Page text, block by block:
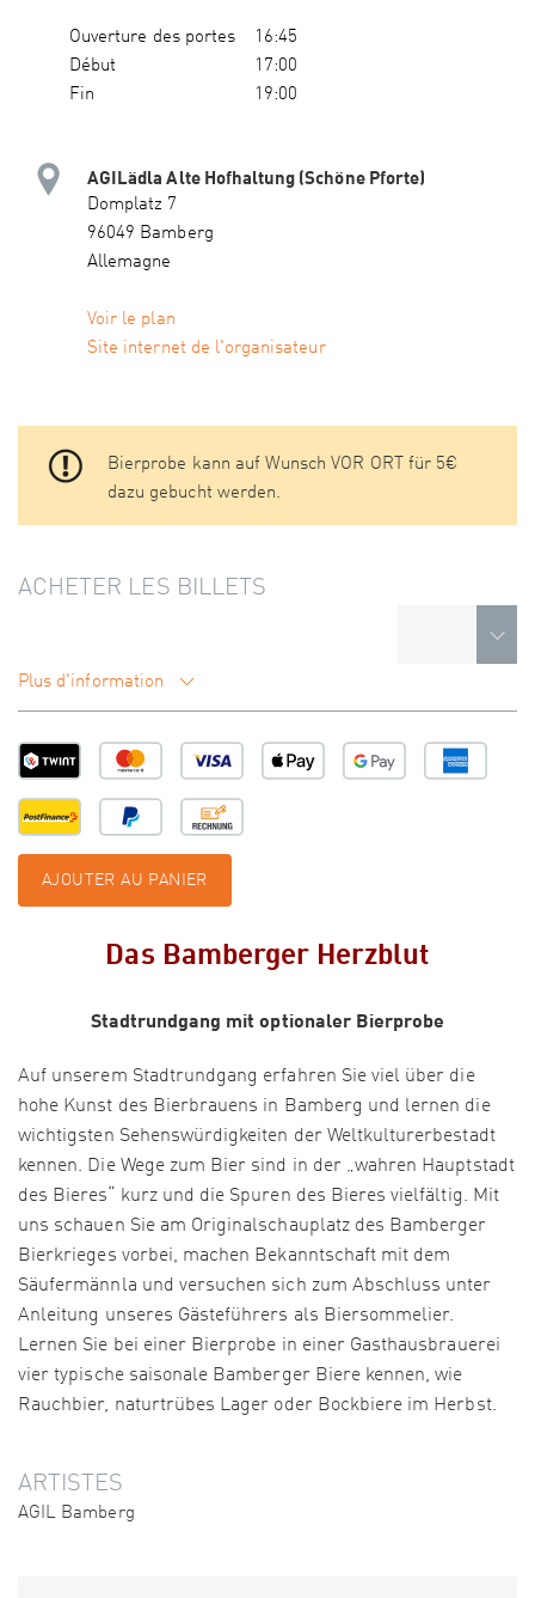
Ouverture des portes
16:45
Début
17:00
Fin
19:00
AGILädla Alte Hofhaltung (Schöne Pforte)
Domplatz 7
96049 Bamberg
Allemagne
Voir le plan
Site internet de l'organisateur
Bierprobe kann auf Wunsch VOR ORT für 5€
dazu gebucht werden.
ACHETER LES BILLETS
Plus d'information
AJOUTER AU PANIER
Das Bamberger Herzblut
Stadtrundgang mit optionaler Bierprobe
Auf unserem Stadtrundgang erfahren Sie viel über die
hohe Kunst des Bierbrauens in Bamberg und lernen die
wichtigsten Sehenswürdigkeiten der Weltkulturerbestadt
kennen. Die Wege zum Bier sind in der „wahren Hauptstadt
des Bieres“ kurz und die Spuren des Bieres vielfältig. Mit
uns schauen Sie am Originalschauplatz des Bamberger
Bierkrieges vorbei, machen Bekanntschaft mit dem
Säufermännla und versuchen sich zum Abschluss unter
Anleitung unseres Gästeführers als Biersommelier.
Lernen Sie bei einer Bierprobe in einer Gasthausbrauerei
vier typische saisonale Bamberger Biere kennen, wie
Rauchbier, naturtrübes Lager oder Bockbiere im Herbst.
ARTISTES
AGIL Bamberg